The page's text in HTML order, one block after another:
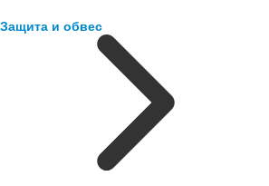
Защита и обвес